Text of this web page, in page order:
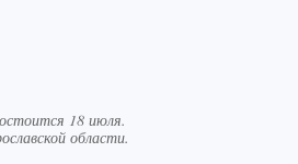
18 июля.
области.